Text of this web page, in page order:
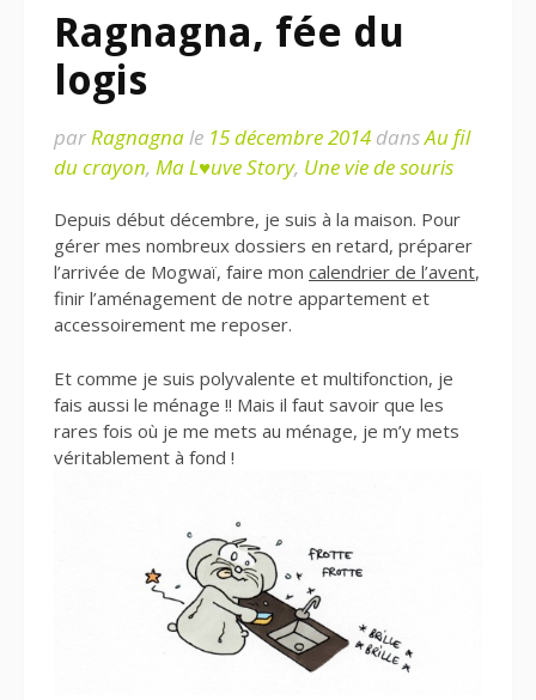
Ragnagna, fée du
logis
parRagnagnale 15 décembre 2014 dansAu fil
du crayon, Ma L♥uve Story, Une vie de souris
Depuis début décembre, je suis à la maison. Pour
gérer mes nombreux dossiers en retard, préparer
l’arrivée de Mogwaï, faire mon calendrier de l’avent,
finir l’aménagement de notre appartement et
accessoirement me reposer.
Et comme je suis polyvalente et multifonction, je
fais aussi le ménage !! Mais il faut savoir que les
rares fois où je me mets au ménage, je m’y mets
véritablement à fond !